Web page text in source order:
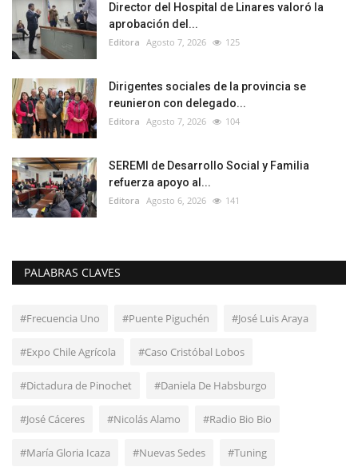
Director del Hospital de Linares valoró la
aprobación del...
Editora Agosto 7, 2026 125
Dirigentes sociales de la provincia se
reunieron con delegado...
Editora Agosto 7, 2026 104
SEREMI de Desarrollo Social y Familia
refuerza apoyo al...
Editora Agosto 6, 2026 141
PALABRAS CLAVES
#Frecuencia Uno #Puente Piguchén #José Luis Araya
#Expo Chile Agrícola #Caso Cristóbal Lobos
#Dictadura de Pinochet #Daniela De Habsburgo
#José Cáceres #Nicolás Alamo #Radio Bio Bio
#María Gloria Icaza #Nuevas Sedes #Tuning